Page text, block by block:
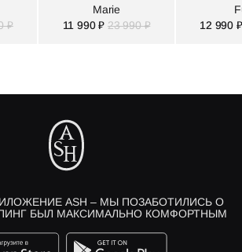
₽
Marie
11 990 ₽ 23 990 ₽
12 990 ₽
ASH – МЫ ПОЗАБОТИЛИСЬ О
БЫЛ МАКСИМАЛЬНО КОМФОРТНЫМ